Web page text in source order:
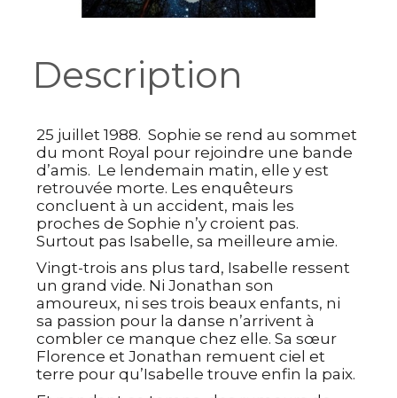
Description
25 juillet 1988. Sophie se rend au sommet
du mont Royal pour rejoindre une bande
d’amis. Le lendemain matin, elle y est
retrouvée morte. Les enquêteurs
concluent à un accident, mais les
proches de Sophie n’y croient pas.
Surtout pas Isabelle, sa meilleure amie.
Vingt-trois ans plus tard, Isabelle ressent
un grand vide. Ni Jonathan son
amoureux, ni ses trois beaux enfants, ni
sa passion pour la danse n’arrivent à
combler ce manque chez elle. Sa sœur
Florence et Jonathan remuent ciel et
terre pour qu’Isabelle trouve enfin la paix.